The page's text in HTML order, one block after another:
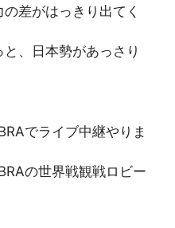
差がはっきり出てく
、日本勢があっさり
でライブ中継やりま
の世界戦観戦ロビー